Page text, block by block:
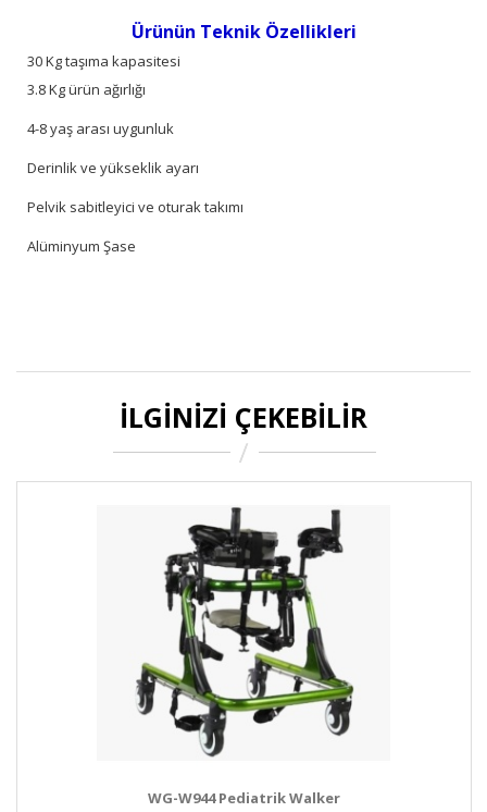
Ürünün Teknik Özellikleri
30 Kg taşıma kapasitesi
3.8 Kg ürün ağırlığı
4-8 yaş arası uygunluk
Derinlik ve yükseklik ayarı
Pelvik sabitleyici ve oturak takımı
Alüminyum Şase
İLGINIZI ÇEKEBILIR
WG-W944 Pediatrik Walker